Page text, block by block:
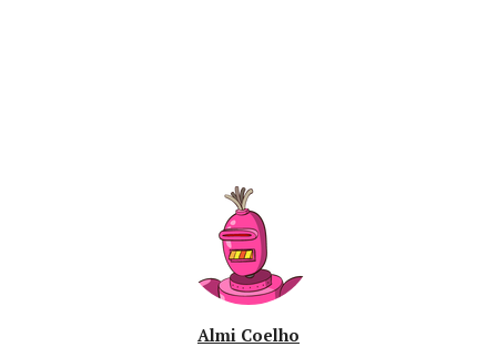
Almi Coelho